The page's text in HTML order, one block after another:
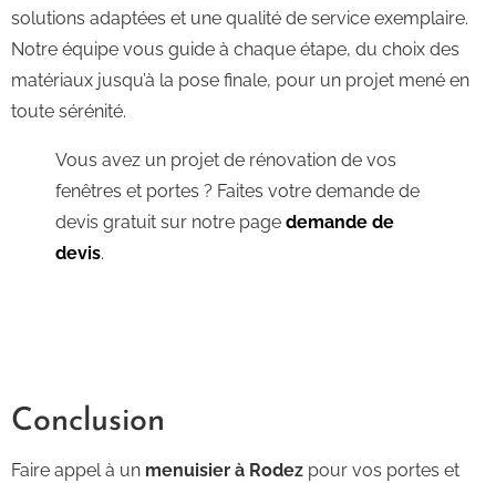
solutions adaptées et une qualité de service exemplaire.
Notre équipe vous guide à chaque étape, du choix des
matériaux jusqu’à la pose finale, pour un projet mené en
toute sérénité.
Vous avez un projet de rénovation de vos
fenêtres et portes ? Faites votre demande de
devis gratuit sur notre page demande de
devis.
Conclusion
Faire appel à un menuisier à Rodez pour vos portes et